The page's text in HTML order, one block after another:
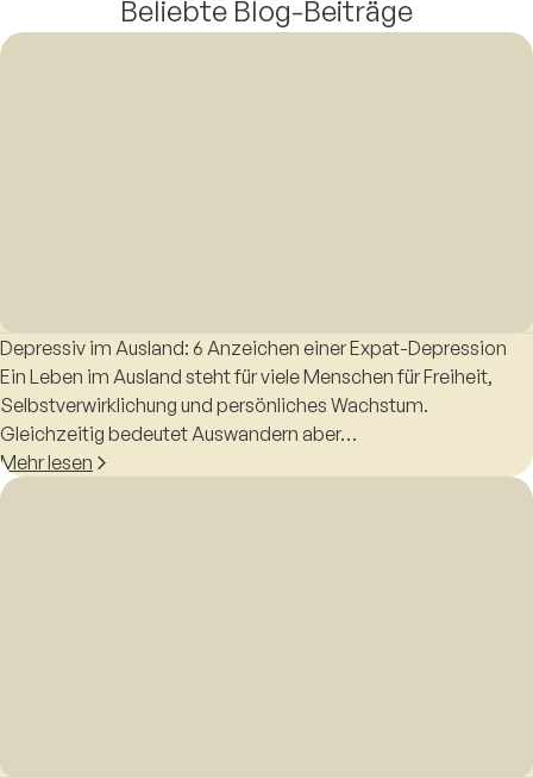
Beliebte Blog-Beiträge
Depressiv im Ausland: 6 Anzeichen einer Expat-Depression
Ein Leben im Ausland steht für viele Menschen für Freiheit,
Selbstverwirklichung und persönliches Wachstum.
Gleichzeitig bedeutet Auswandern aber…
Mehr lesen